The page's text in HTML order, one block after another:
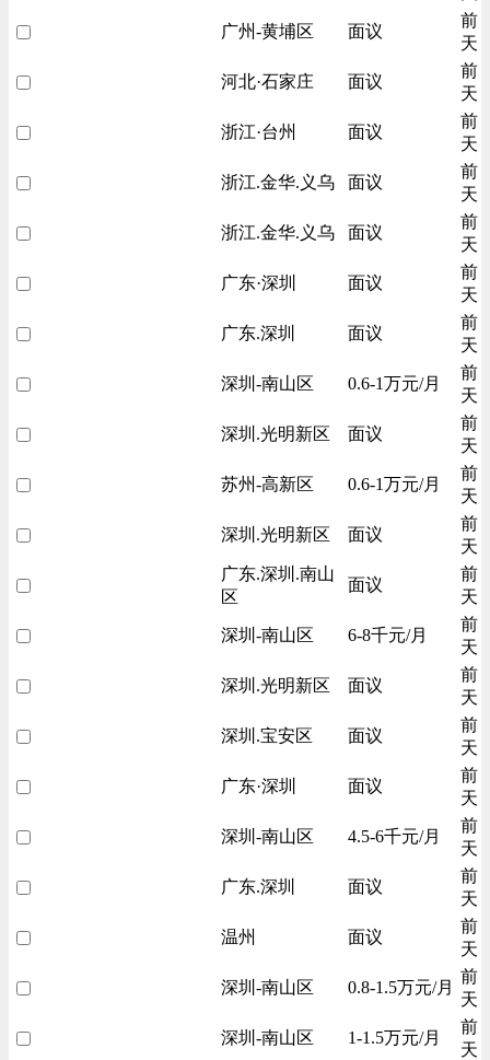
广州-黄埔区 面议
前
天
河北·石家庄 面议
前
天
浙江·台州 面议
前
天
浙江.金华.义乌 面议
前
天
浙江.金华.义乌 面议
前
天
广东·深圳 面议
前
天
广东.深圳 面议
前
天
深圳-南山区 0.6-1万元/月
前
天
深圳.光明新区 面议
前
天
苏州-高新区 0.6-1万元/月
前
天
深圳.光明新区 面议
前
天
广东.深圳.南山
区
面议
前
天
深圳-南山区 6-8千元/月
前
天
深圳.光明新区 面议
前
天
深圳.宝安区 面议
前
天
广东·深圳 面议
前
天
深圳-南山区 4.5-6千元/月
前
天
广东.深圳 面议
前
天
温州 面议
前
天
深圳-南山区 0.8-1.5万元/月
前
天
深圳-南山区 1-1.5万元/月
前
天